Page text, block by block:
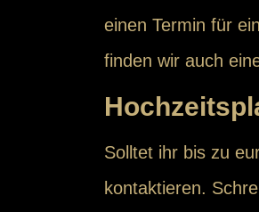
einen Termin für
finden wir auch
Solltet ihr bis zu
kontaktieren.